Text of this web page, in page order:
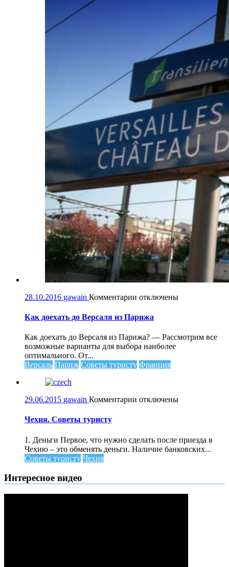
28.10.2016 gawain Комментарии к
Как
доехать
Версаля
из
Парижа
отключены
Как доехать до Версаля из Парижа
Как доехать до Версаля из Парижа? — Рассмотрим все
возможные варианты для выбора наиболее
оптимального. От...
Версаль Париж Советы туристу Франция
29.06.2015 gawain Комментарии котключены
Чехия. Советы туристу
1. Деньги Первое, что нужно сделать после приезда в
Чехию – это обменять деньги. Наличие банковских...
Советы туристу Чехия
Интересное видео